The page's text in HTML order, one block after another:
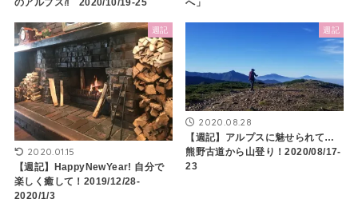
週記
2020.01.15
【週記】HappyNewYear! 自分で
楽しく癒して！2019/12/28-
2020/1/3
週記
2020.08.28
【週記】アルプスに魅せられて…
熊野古道から山登り！2020/08/17-
23